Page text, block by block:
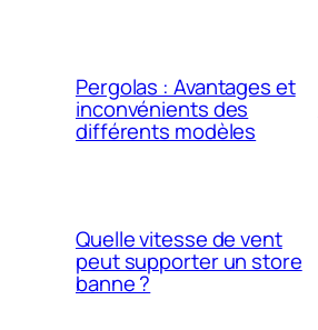
Pergolas : Avantages et
inconvénients des
différents modèles
Quelle vitesse de vent
peut supporter un store
banne ?